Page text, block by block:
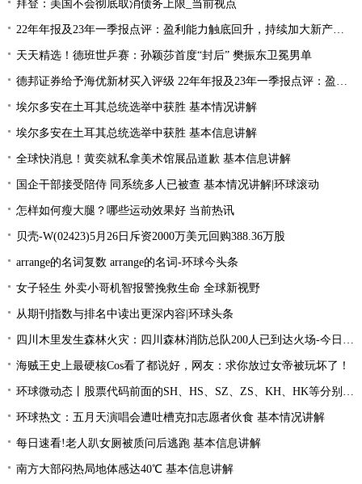
拜登：美国不会彻底取消债务上限_当前视点
22年年报及23年一季报点评：盈利能力触底回升，持续加大新产品研发
天天精选！德班世乒赛：孙颖莎首度“封后” 樊振东卫冕男单
德邦证券给予海优新材买入评级 22年年报及23年一季报点评：盈利能力触底回升 持续加大新产品研发
埃尔多安在土耳其总统选举中获胜 基本情况讲解
埃尔多安在土耳其总统选举中获胜 基本信息讲解
全球快消息！黄奕就私拿美术馆展品道歉 基本信息讲解
国企干部接受陪侍 同系统多人已被查 基本情况讲解|环球滚动
怎样如何瘦大腿？哪些运动效果好 当前热讯
贝壳-W(02423)5月26日斥资2000万美元回购388.36万股
arrange的名词复数 arrange的名词-环球今头条
女子轻生 外卖小哥机智报警挽救生命 全球新视野
从期刊指数与排名中读出更深内容|环球头条
四川木里发生森林火灾：四川森林消防总队200人已到达火场-今日关注
海贼王史上最硬核Cos看了都说好，网友：求你放过女帝被玩坏了！
环球微动态丨股票代码前面的SH、HS、SZ、ZS、KH、HK等分别是什么意思？
环球热文：五月天演唱会遭吐槽克扣志愿者伙食 基本情况讲解
每日速看!老人趴女厕被质问后逃跑 基本信息讲解
南方大部闷热局地体感达40℃ 基本信息讲解